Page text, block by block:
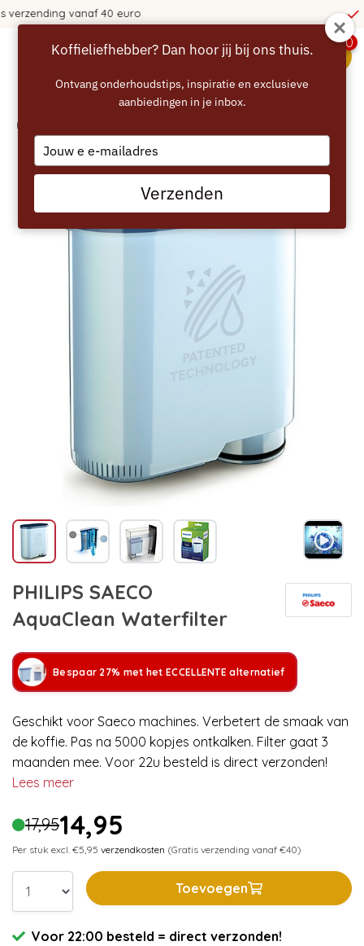
0
Home
PHILIPS SAECO
AquaClean Waterfilter
Bespaar 27% met het ECCELLENTE alternatief
Geschikt voor Saeco machines. Verbetert de smaak van
de koffie. Pas na 5000 kopjes ontkalken. Filter gaat 3
maanden mee. Voor 22u besteld is direct verzonden!
Lees meer
17,9514,95
Per stuk excl. €5,95 verzendkosten (Gratis verzending vanaf €40)
Toevoegen
Voor 22:00 besteld = direct verzonden!
Koffieliefhebber? Dan hoor jij bij ons thuis.
Ontvang onderhoudstips, inspiratie en exclusieve
aanbiedingen in je inbox.
Type
your
email
Verzenden